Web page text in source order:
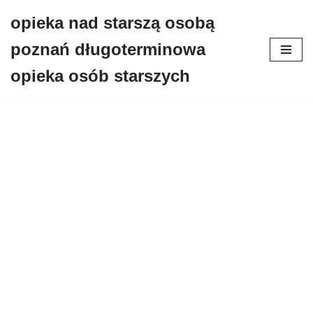
do
treści
opieka nad starszą osobą
poznań długoterminowa
opieka osób starszych